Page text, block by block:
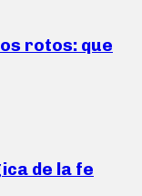
rotos: que
de la fe